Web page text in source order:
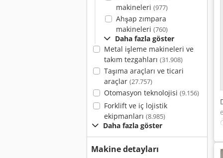
makineleri (977)
Ahşap zımpara
makineleri (760)
Daha fazla göster
Metal işleme makineleri ve
takım tezgahları (31.908)
Taşıma araçları ve ticari
araçlar (27.757)
Otomasyon teknolojisi (9.156)
Forklift ve iç lojistik
ekipmanları (8.985)
Daha fazla göster
Makine detayları